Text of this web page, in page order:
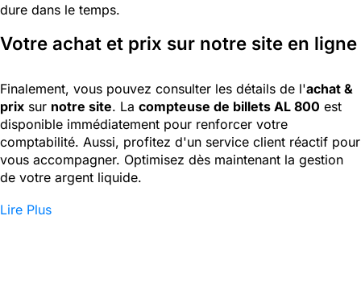
dure dans le temps.
Votre achat et prix sur notre site en ligne
Finalement, vous pouvez consulter les détails de l'achat &
prix sur notre site. La compteuse de billets AL 800 est
disponible immédiatement pour renforcer votre
comptabilité. Aussi, profitez d'un service client réactif pour
vous accompagner. Optimisez dès maintenant la gestion
de votre argent liquide.
Lire Plus